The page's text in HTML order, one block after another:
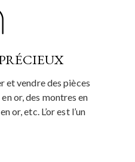
et vendre des pièces
or, des montres en
or, etc. L’or est l’un